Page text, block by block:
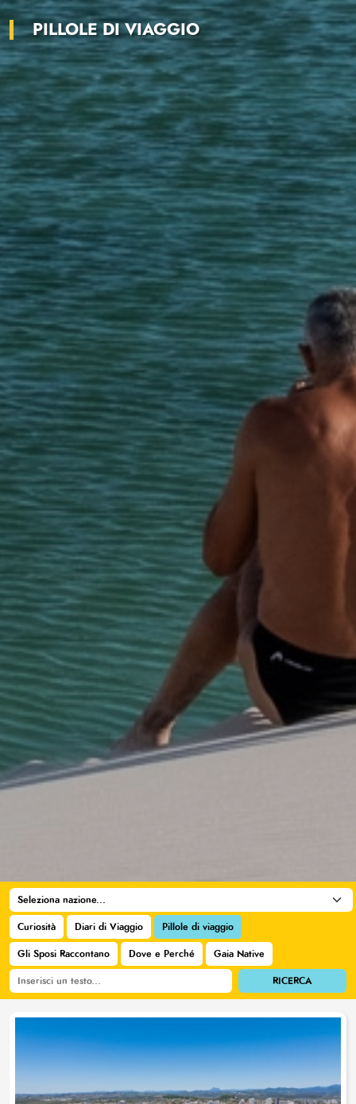
PILLOLE DI VIAGGIO
Curiosità Diari di Viaggio
Pillole di viaggio
Gli Sposi Raccontano
Dove e Perché Gaia Native